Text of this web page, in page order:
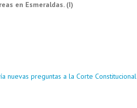
en Esmeraldas. (I)
nuevas preguntas a la Corte Constitucional